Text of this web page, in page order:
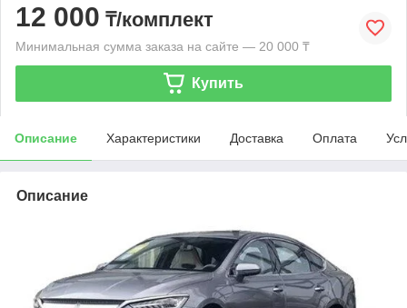
12 000 ₸/комплект
Минимальная сумма заказа на сайте — 20 000 ₸
Купить
Описание Характеристики Доставка Оплата
Описание